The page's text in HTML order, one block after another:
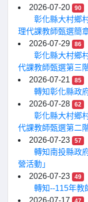
2026-07-20
90
彰化縣大村鄉
理代課教師甄選簡
2026-07-29
86
彰化縣大村鄉
代課教師甄選第三
2026-07-21
85
轉知彰化縣政
2026-07-28
62
彰化縣大村鄉
代課教師甄選第二
2026-07-23
57
轉知南投縣政
營活動」
2026-07-23
49
轉知--115年教
2026-07-17